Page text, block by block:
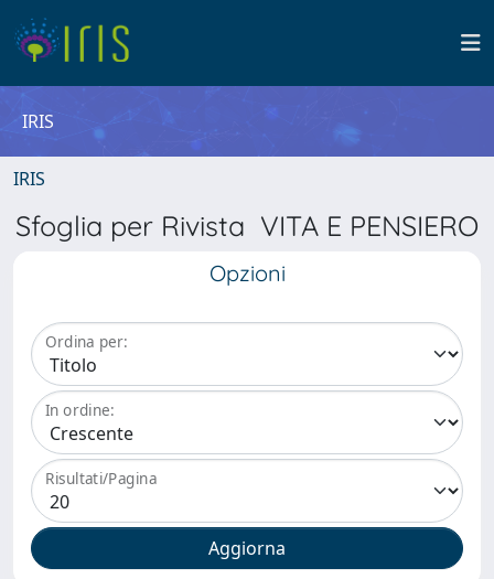
IRIS
IRIS
Sfoglia per Rivista VITA E PENSIERO
Opzioni
Ordina per:
In ordine:
Risultati/Pagina